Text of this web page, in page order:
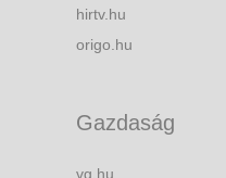
hirtv.hu
origo.hu
Gazdaság
vg.hu